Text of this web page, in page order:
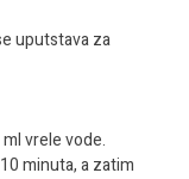
uputstava za
vrele vode.
minuta, a zatim